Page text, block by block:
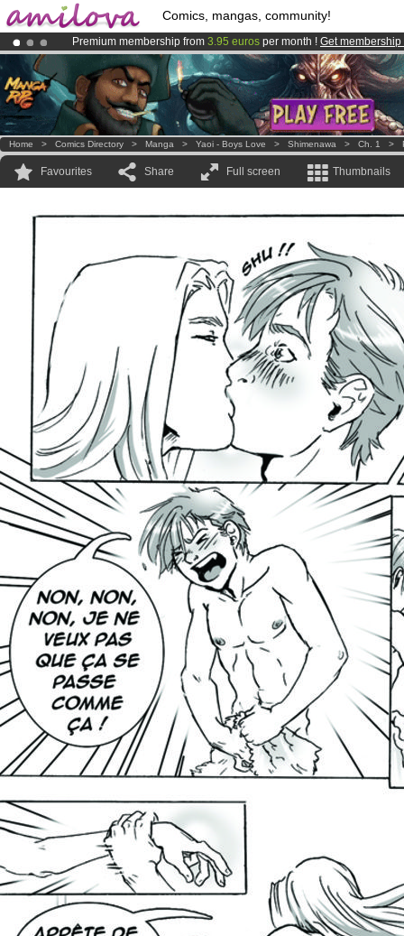
Comics, mangas, community!
Premium membership from 3.95 euros per month ! Get membership
Already 100000membersand 1000comics & mangas!.
AmilovaKickstarter is now LIVE!.
Home > Comics Directory > Manga > Yaoi - Boys Love > Shimenawa > Ch. 1 >
Favourites Share Full screen Thumbnails